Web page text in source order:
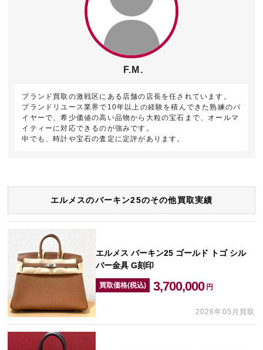
F.M.
ブランド買取の激戦区にある店舗の店長を任されています。
ブランドリユース業界で10年以上の経験を積んできた熟練のバ
イヤーで、希少価値の高い品物から大粒の宝石まで、オールマ
イティーに対応できるのが強みです。
中でも、時計や宝石の査定に定評があります。
エルメスのバーキン25のその他買取実績
エルメス バーキン25 ゴールド トゴ シル
バー金具 G刻印
買取価格(税込) 3,700,000 円
2026年05月買取